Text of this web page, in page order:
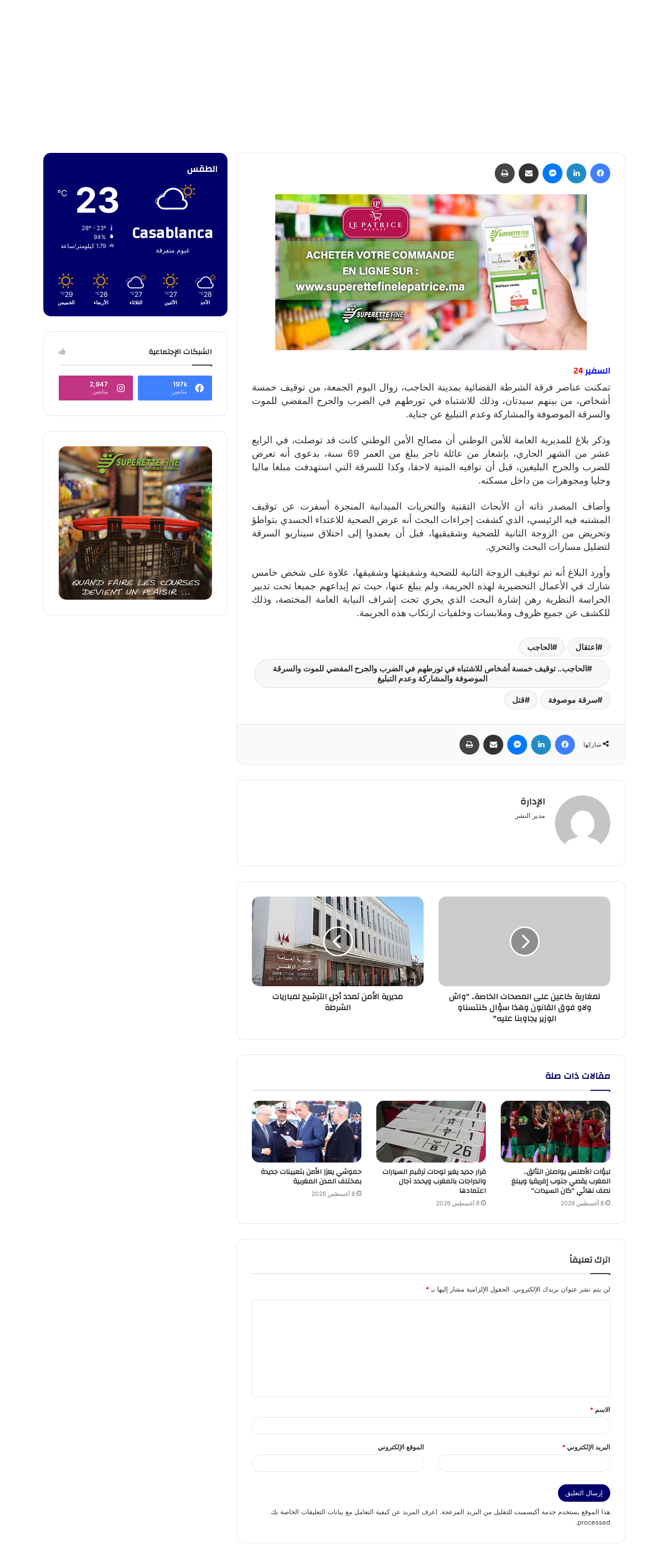
فيسبوك لينكدإن ماسنجر مشاركة عبر البريد
السفير24
تمكنت عناصر فرقة الشرطة القضائية بمدينة الحاجب، زوال اليوم الجمعة، من توقيف خمسة
أشخاص، من بينهم سيدتان، وذلك للاشتباه في تورطهم في الضرب والجرح المفضي للموت
والسرقة الموصوفة والمشاركة وعدم التبليغ عن جناية.
وذكر بلاغ للمديرية العامة للأمن الوطني أن مصالح الأمن الوطني كانت قد توصلت، في الرابع
عشر من الشهر الجاري، بإشعار من عائلة تاجر يبلغ من العمر 69 سنة، بدعوى أنه تعرض
للضرب والجرح البليغين، قبل أن توافيه المنية لاحقا، وكذا للسرقة التي استهدفت مبلغا ماليا
وحليا ومجوهرات من داخل مسكنه.
وأضاف المصدر ذاته أن الأبحاث التقنية والتحريات الميدانية المنجزة أسفرت عن توقيف
المشتبه فيه الرئيسي، الذي كشفت إجراءات البحث أنه عرض الضحية للاعتداء الجسدي بتواطؤ
وتحريض من الزوجة الثانية للضحية وشقيقيها، قبل أن يعمدوا إلى اختلاق سيناريو السرقة
لتضليل مسارات البحث والتحري.
وأورد البلاغ أنه تم توقيف الزوجة الثانية للضحية وشقيقتها وشقيقها، علاوة على شخص خامس
شارك في الأعمال التحضيرية لهذه الجريمة، ولم يبلغ عنها، حيث تم إيداعهم جميعا تحت تدبير
الحراسة النظرية رهن إشارة البحث الذي يجري تحت إشراف النيابة العامة المختصة، وذلك
للكشف عن جميع ظروف وملابسات وخلفيات ارتكاب هذه الجريمة.
اعتقال الحاجب
الحاجب.. توقيف خمسة أشخاص للاشتباه في تورطهم في الضرب والجرح المفضي للموت والسرقة
الموصوفة والمشاركة وعدم التبليغ
سرقة موصوفة قتل
شاركها
فيسبوك لينكدإن ماسنجر مشاركة عبر البريد
الإدارة
مدير النشر
لمغاربة
القانون
وهذالمغاربة كاعين على المصحات الخاصة.. "واش
ولاو فوق القانون وهذا سؤال كنتسناو
الوزير يجاوبنا عليه"
مديرية
الترشيح
لمباريات
الشرطة
مديرية الأمن تمدد أجل الترشيح لمباريات
الشرطة
مقالات ذات صلة
لبؤات الأطلس يواصلن التألق..
المغرب يقصي جنوب إفريقيا ويبلغ
نصف نهائي “كان السيدات”
8 أغسطس 2026
قرار جديد يغير لوحات ترقيم السيارات
والدراجات بالمغرب ويحدد آجال
اعتمادها
8 أغسطس 2026
حموشي يعزز الأمن بتعيينات جديدة
بمختلف المدن المغربية
8 أغسطس 2026
اترك تعليقاً
لن يتم نشر عنوان بريدك الإلكتروني. الحقول الإلزامية مشار إليها بـ *
ق
*
الاسم *
البريد الإلكتروني* الموقع الإلكتروني
هذا الموقع يستخدم خدمة أكيسميت للتقليل من البريد المزعجة. اعرف المزيد عن كيفية التعامل مع بيانات التعليقات الخاصة بك
processed
.
الطقس
Casablanca
غيوم متفرقة
23
℃
94%
1.79 كيلومتر/ساعة
28
℃
الأحد
27
℃
الأثنين
27
℃
الثلاثاء
28
℃
الأربعاء
29
℃
الخميس
الشبكات الإجتماعية
197k
متابعين
2,947
متابعين